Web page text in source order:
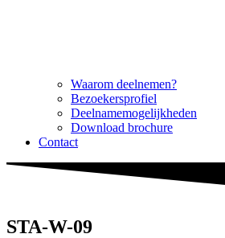
Waarom deelnemen?
Bezoekersprofiel
Deelnamemogelijkheden
Download brochure
Contact
STA-W-09